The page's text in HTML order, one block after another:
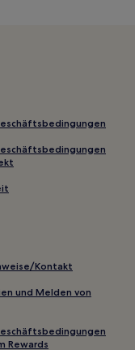
Springs
Kontakt
und Melden von
Rewards